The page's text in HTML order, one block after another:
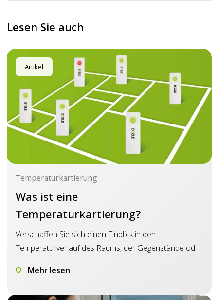
Lesen Sie auch
Artikel
Temperaturkartierung
Was ist eine
Temperaturkartierung?
Verschaffen Sie sich einen Einblick in den
Temperaturverlauf des Raums, der Gegenstände oder
Transport von Medikamenten verwenden möchten.
Mehr lesen